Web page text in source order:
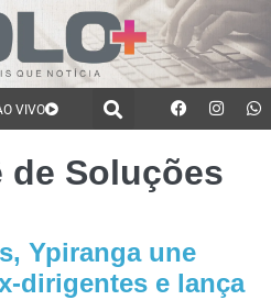
VIVO
de Soluções
Ypiranga une
dirigentes e lança